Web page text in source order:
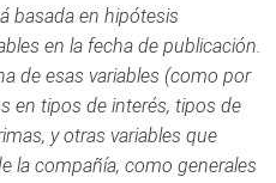
basada en hipótesis
en la fecha de publicación.
de esas variables (como por
en tipos de interés, tipos de
y otras variables que
la compañía, como generales